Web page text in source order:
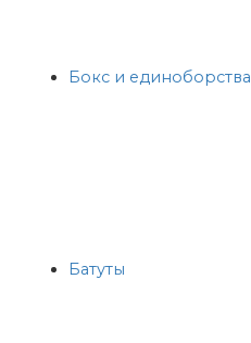
Бокс и единоборства
Батуты